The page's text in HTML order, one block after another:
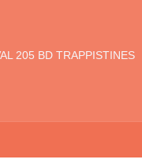
205 BD TRAPPISTINES